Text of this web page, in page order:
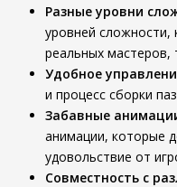
Разные уровни
уровней сложности,
реальных мастеров,
Удобное
и процесс сборки
Забавные
анимации, которые
удовольствие от
Совместность с